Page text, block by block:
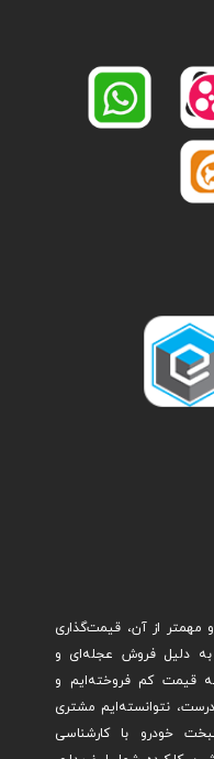
از آن، قیمت‌گذاری
دلیل فروش عجله‌ای و
قیمت کم فروخته‌ایم و
نتوانسته‌ایم مشتری
خودرو با کارشناسی